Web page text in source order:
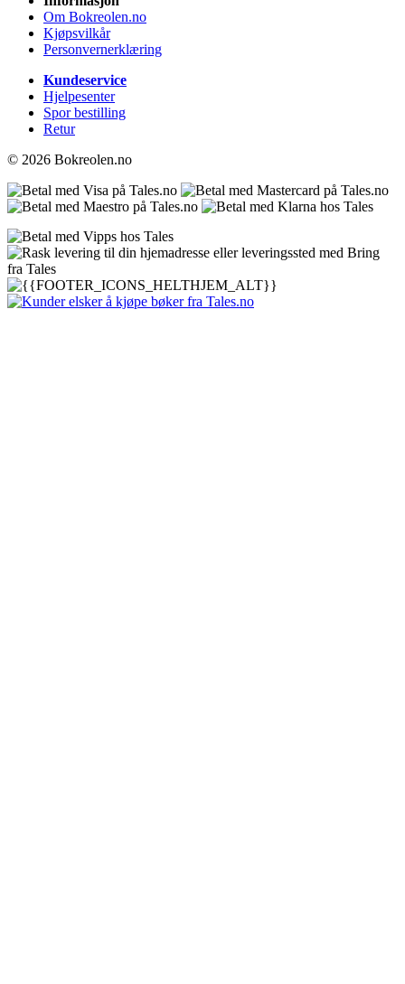
Om Bokreolen.no
Kjøpsvilkår
Personvernerklæring
Kundeservice
Hjelpesenter
Spor bestilling
Retur
© 2026 Bokreolen.no